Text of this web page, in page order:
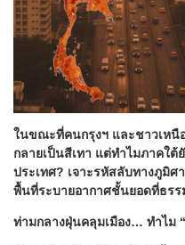
ในขณะที่คนกรุงฯ และชาวเหนื
กลายเป็นสีเทา แต่ทำไมภาคใ
ประเทศ? เจาะรหัสลับทางภูมิ
พื้นที่ระบายอากาศชั้นยอดที่ธร
ท่ามกลางฝุ่นคลุมเมือง… ทำไม